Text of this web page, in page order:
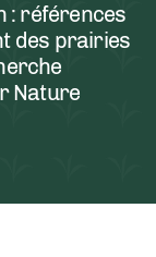
: références
des prairies
Nature